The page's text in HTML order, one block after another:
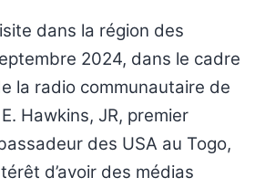
dans la région des
2024, dans le cadre
la radio communautaire de
Hawkins, JR, premier
des USA au Togo,
d’avoir des médias